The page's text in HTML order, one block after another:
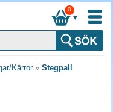
▼
0
Kärror» Stegpall